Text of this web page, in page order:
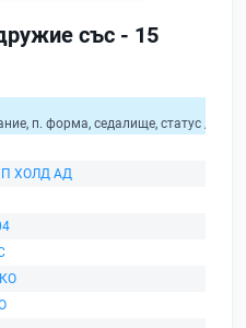
със - 15
п. форма, седалище, статус /
ХОЛД АД